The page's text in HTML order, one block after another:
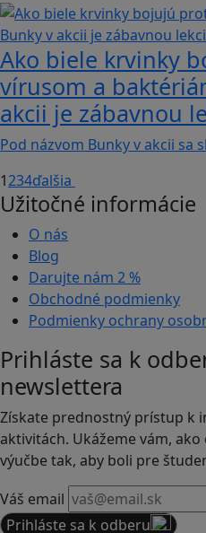
Ako biele krvinky
vírusom a
akcii je zábavnou
Pod názvom Bunky v akcii sa
1234ďalšia
Užitočné informácie
O nás
Blog
Darujte nám 2 %
Obchodné podmienky
Podmienky ochrany
Prihláste sa k
newslettera
Získate prednostný prístup k
aktivitách. Ukážeme vám,
výučbe tak, aby boli pre
Váš email
Prihláste sa k odberu